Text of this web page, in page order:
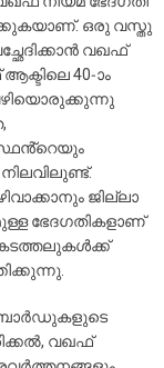
ഒരു വസ്തു
വഖഫ്
40-ാം
ജില്ലാ
ഭേദഗതികളാണ്
ബോർഡുകളുടെ
വഖഫ്